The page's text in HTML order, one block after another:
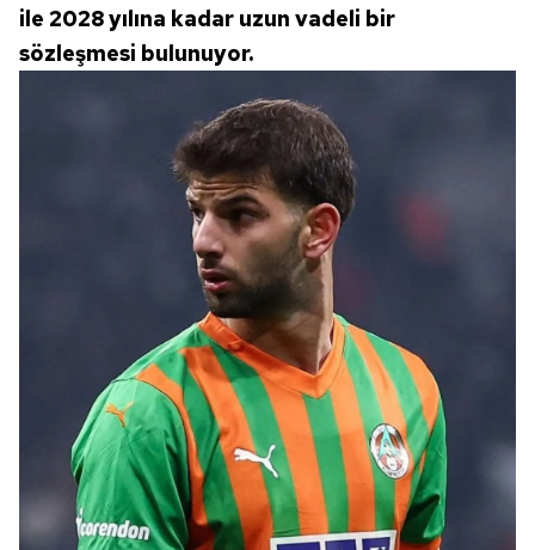
ile 2028 yılına kadar uzun vadeli bir
sözleşmesi bulunuyor.